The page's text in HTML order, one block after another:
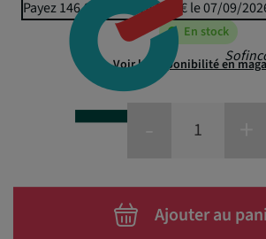
Payez 146,98 € puis 144,50 € le 07/09/
En stock
Voir la disponibilité en
Ajouter au